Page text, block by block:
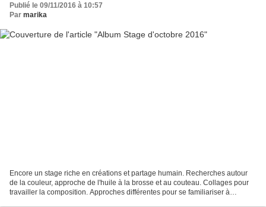
Publié le 09/11/2016 à 10:57
Par marika
Encore un stage riche en créations et partage humain. Recherches autour
de la couleur, approche de l'huile à la brosse et au couteau. Collages pour
travailler la composition. Approches différentes pour se familiariser à